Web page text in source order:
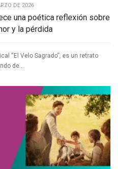
DE 2026
una poética reflexión sobre
y la pérdida
“El Velo Sagrado”, es un retrato
de...